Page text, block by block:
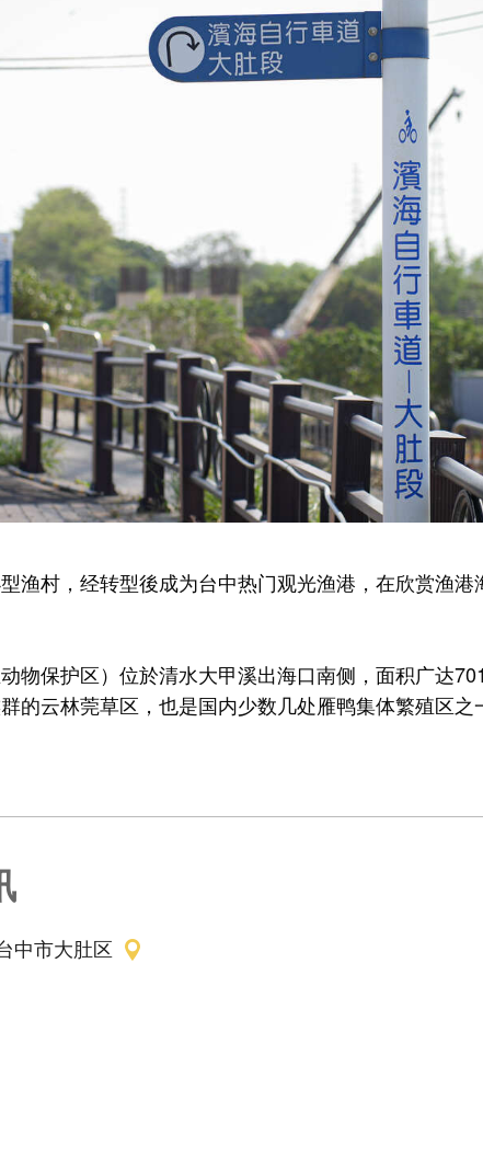
渔村，经转型後成为台中热门观光渔港，在欣赏渔港
物保护区）位於清水大甲溪出海口南侧，面积广达
的云林莞草区，也是国内少数几处雁鸭集体繁殖区之
中市大肚区